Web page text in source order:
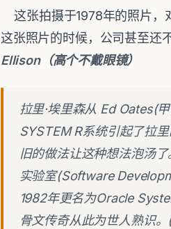
这张拍摄于1978年的照片，
这张照片的时候，公司甚至还
Ellison（高个不戴眼镜）
拉里·埃里森从 Ed Oates(
SYSTEM R系统引起了拉
旧的做法让这种想法泡汤了
实验室(Software
1982年更名为Oracle
骨文传奇从此为世人熟识